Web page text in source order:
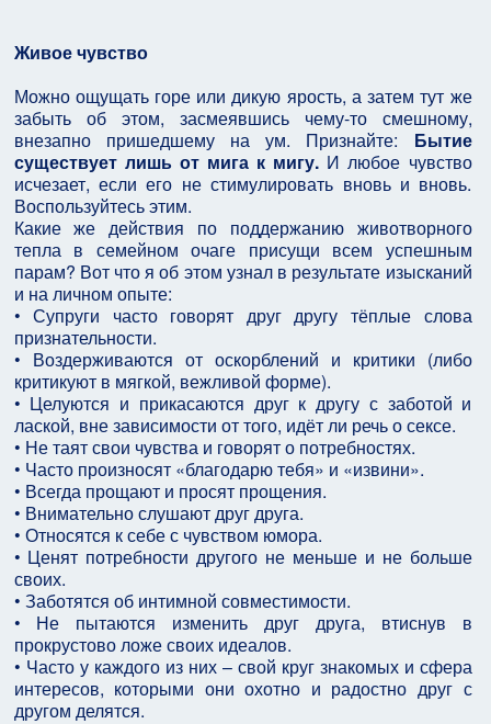
Живое чувство
Можно ощущать горе или дикую ярость, а затем тут же
забыть об этом, засмеявшись чему-то смешному,
внезапно пришедшему на ум. Признайте: Бытие
существует лишь от мига к мигу. И любое чувство
исчезает, если его не стимулировать вновь и вновь.
Воспользуйтесь этим.
Какие же действия по поддержанию животворного
тепла в семейном очаге присущи всем успешным
парам? Вот что я об этом узнал в результате изысканий
и на личном опыте:
• Супруги часто говорят друг другу тёплые слова
признательности.
• Воздерживаются от оскорблений и критики (либо
критикуют в мягкой, вежливой форме).
• Целуются и прикасаются друг к другу с заботой и
лаской, вне зависимости от того, идёт ли речь о сексе.
• Не таят свои чувства и говорят о потребностях.
• Часто произносят «благодарю тебя» и «извини».
• Всегда прощают и просят прощения.
• Внимательно слушают друг друга.
• Относятся к себе с чувством юмора.
• Ценят потребности другого не меньше и не больше
своих.
• Заботятся об интимной совместимости.
• Не пытаются изменить друг друга, втиснув в
прокрустово ложе своих идеалов.
• Часто у каждого из них – свой круг знакомых и сфера
интересов, которыми они охотно и радостно друг с
другом делятся.